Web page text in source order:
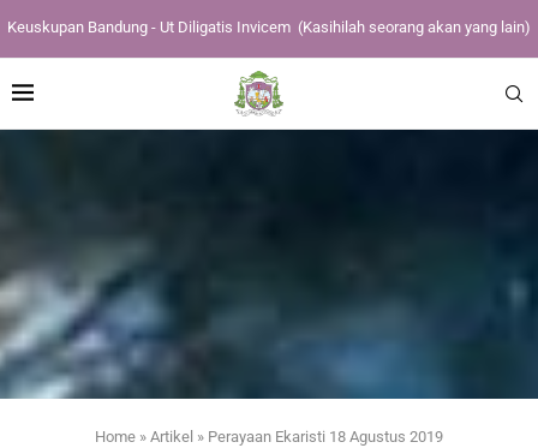
Keuskupan Bandung - Ut Diligatis Invicem (Kasihilah seorang akan yang lain)
Home » Artikel » Perayaan Ekaristi 18 Agustus 2019